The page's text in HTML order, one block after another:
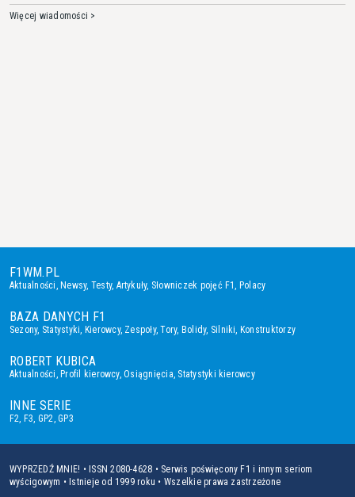
Więcej wiadomości >
F1WM.PL
Aktualności, Newsy, Testy, Artykuły, Słowniczek pojęć F1, Polacy
BAZA DANYCH F1
Sezony, Statystyki, Kierowcy, Zespoły,Tory, Bolidy, Silniki, Konstruktorzy
ROBERT KUBICA
Aktualności, Profil kierowcy,Osiągnięcia, Statystyki kierowcy
INNE SERIE
F2, F3, GP2,GP3
WYPRZEDŹ MNIE! • ISSN 2080-4628 • Serwis poświęcony F1 i innym seriom
wyścigowym • Istnieje od 1999 roku • Wszelkie prawa zastrzeżone